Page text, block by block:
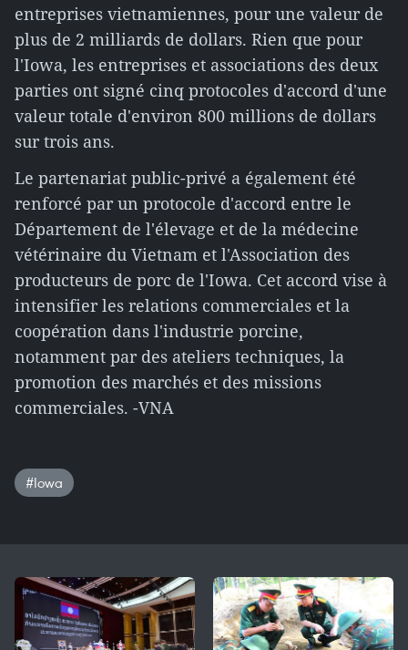
entreprises vietnamiennes, pour une valeur de
plus de 2 milliards de dollars. Rien que pour
l'Iowa, les entreprises et associations des deux
parties ont signé cinq protocoles d'accord d'une
valeur totale d'environ 800 millions de dollars
sur trois ans.
Le partenariat public-privé a également été
renforcé par un protocole d'accord entre le
Département de l'élevage et de la médecine
vétérinaire du Vietnam et l'Association des
producteurs de porc de l'Iowa. Cet accord vise à
intensifier les relations commerciales et la
coopération dans l'industrie porcine,
notamment par des ateliers techniques, la
promotion des marchés et des missions
commerciales. -VNA
#Iowa